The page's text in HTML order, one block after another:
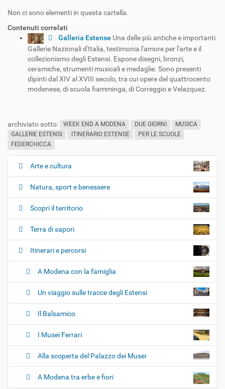
Non ci sono elementi in questa cartella.
Contenuti correlati
Galleria Estense Una delle più antiche e importanti
Gallerie Nazionali d'Italia, testimonia l'amore per l'arte e il
collezionismo degli Estensi. Espone disegni, bronzi,
ceramiche, strumenti musicali e medaglie. Sono presenti
dipinti dal XIV al XVIII secolo, tra cui opere del quattrocento
modenese, di scuola fiamminga, di Correggio e Velazquez.
archiviato sotto: WEEK END A MODENA DUE GIORNI
MUSICA
GALLERIE ESTENSI
ITINERARIO ESTENSE
PER LE SCUOLE
FEDERCHICCA
N
a
v
g
a
z
n
Arte e cultura
Natura, sport e benessere
Scopri il territorio
Terra di sapori
Itinerari e percorsi
A Modena con la famiglia
Un viaggio sulle tracce degli Estensi
Il Balsamico
I Musei Ferrari
Alla scoperta del Palazzo dei Musei
A Modena tra erbe e fiori